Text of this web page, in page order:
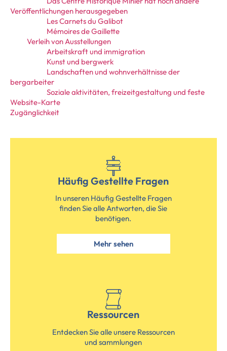
Veröffentlichungen herausgegeben
Les Carnets du Galibot
Mémoires de Gaillette
Verleih von Ausstellungen
Arbeitskraft und immigration
Kunst und bergwerk
Landschaften und wohnverhältnisse der
bergarbeiter
Soziale aktivitäten, freizeitgestaltung und feste
Website-Karte
Zugänglichkeit
Häufig Gestellte Fragen
In unseren Häufig Gestellte Fragen
finden Sie alle Antworten, die Sie
benötigen.
Mehr sehen
Ressourcen
Entdecken Sie alle unsere Ressourcen
und sammlungen